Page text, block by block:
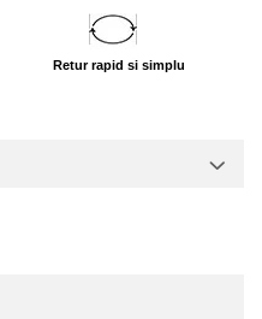
Retur rapid si simplu